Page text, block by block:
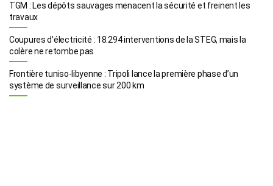
TGM : Les dépôts sauvages menacent la sécurité et freinent les
travaux
Coupures d’électricité : 18.294 interventions de la STEG, mais la
colère ne retombe pas
Frontière tuniso-libyenne : Tripoli lance la première phase d’un
système de surveillance sur 200 km